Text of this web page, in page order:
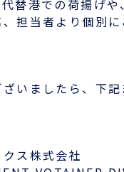
替港での荷揚げ
担当者より個別に
いましたら、下
ス株式会社